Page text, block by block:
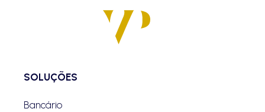
SOLUÇÕES
Bancário